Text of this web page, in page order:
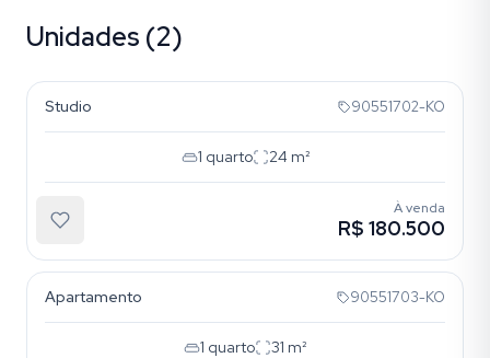
Unidades (2)
Aparecida
Studio 90551702-KO
1 quarto 24 m²
À venda
R$ 180.500
Apartamento 90551703-KO
1 quarto 31 m²